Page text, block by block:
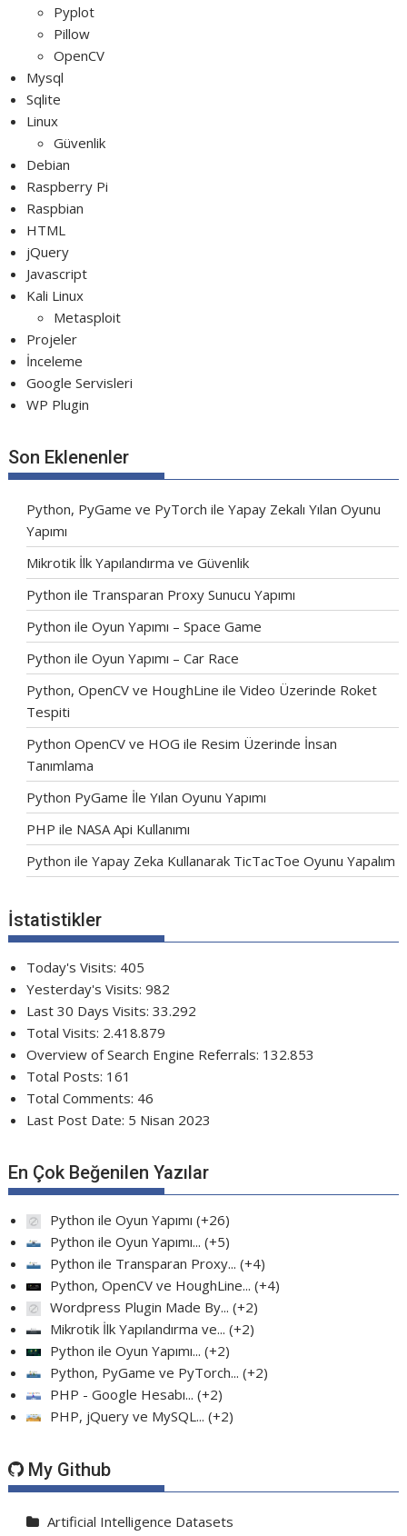
Pyplot
Pillow
OpenCV
Mysql
Sqlite
Linux
Güvenlik
Debian
Raspberry Pi
Raspbian
HTML
jQuery
Javascript
Kali Linux
Metasploit
Projeler
İnceleme
Google Servisleri
WP Plugin
Son Eklenenler
Python, PyGame ve PyTorch ile Yapay Zekalı Yılan Oyunu
Yapımı
Mikrotik İlk Yapılandırma ve Güvenlik
Python ile Transparan Proxy Sunucu Yapımı
Python ile Oyun Yapımı – Space Game
Python ile Oyun Yapımı – Car Race
Python, OpenCV ve HoughLine ile Video Üzerinde Roket
Tespiti
Python OpenCV ve HOG ile Resim Üzerinde İnsan
Tanımlama
Python PyGame İle Yılan Oyunu Yapımı
PHP ile NASA Api Kullanımı
Python ile Yapay Zeka Kullanarak TicTacToe Oyunu Yapalım
İstatistikler
Today's Visits: 405
Yesterday's Visits:982
Last 30 Days Visits:33.292
Total Visits: 2.418.879
Overview of Search Engine Referrals: 132.853
Total Posts: 161
Total Comments: 46
Last Post Date: 5 Nisan 2023
En Çok Beğenilen Yazılar
Python ile Oyun Yapımı +26
Python ile Oyun Yapımı... +5
Python ile Transparan Proxy... +4
Python, OpenCV ve HoughLine... +4
Wordpress Plugin Made By... +2
Mikrotik İlk Yapılandırma ve... +2
Python ile Oyun Yapımı... +2
Python, PyGame ve PyTorch... +2
PHP - Google Hesabı... +2
PHP, jQuery ve MySQL... +2
My Github
Artificial Intelligence Datasets